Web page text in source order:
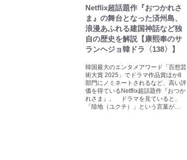
Netflix超話題作『おつかれさ
ま』の舞台となった済州島、
浪漫あふれる建国神話など独
自の歴史を解説【康熙奉のサ
ランヘジョ韓ドラ〈138〉】
韓国最大のエンタメアワード「百想芸
術大賞 2025」でドラマ作品賞ほか8
部門にノミネートされるなど、高い評
価を得ているNetflix超話題作『おつか
れさま』。 ドラマを見ていると、
「陸地（ユクチ）」という言葉が…